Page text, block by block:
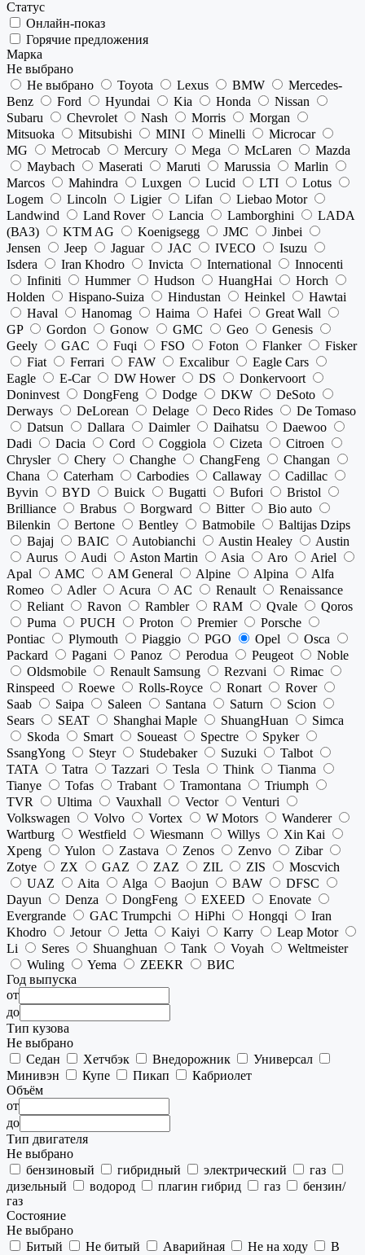
Статус
Онлайн-показ
Горячие предложения
Марка
Не выбрано
Не выбрано
Toyota Lexus BMW
Mercedes-
Benz
Ford Hyundai Kia Honda
Nissan
Subaru
Chevrolet Nash Morris
Morgan
Mitsuoka
Mitsubishi MINI Minelli
Microcar
MG
Metrocab Mercury Mega McLaren
Mazda
Maybach
Maserati Maruti Marussia
Marlin
Marcos
Mahindra Luxgen Lucid LTI
Lotus
Logem
Lincoln Ligier Lifan
Liebao Motor
Landwind
Land Rover Lancia Lamborghini
LADA
(ВАЗ)
KTM AG Koenigsegg JMC
Jinbei
Jensen
Jeep Jaguar JAC IVECO
Isuzu
Isdera
Iran Khodro Invicta International
Innocenti
Infiniti
Hummer Hudson HuangHai
Horch
Holden
Hispano-Suiza Hindustan Heinkel
Hawtai
Haval
Hanomag Haima Hafei
Great Wall
GP
Gordon Gonow GMC Geo
Genesis
Geely
GAC Fuqi FSO Foton Flanker
Fisker
Fiat
Ferrari FAW Excalibur
Eagle Cars
Eagle
E-Car DW Hower DS
Donkervoort
Doninvest
DongFeng Dodge DKW
DeSoto
Derways
DeLorean Delage Deco Rides
De Tomaso
Datsun
Dallara Daimler Daihatsu
Daewoo
Dadi
Dacia Cord Coggiola Cizeta
Citroen
Chrysler
Chery Changhe ChangFeng
Changan
Chana
Caterham Carbodies Callaway
Cadillac
Byvin
BYD Buick Bugatti Bufori
Bristol
Brilliance
Brabus Borgward Bitter
Bio auto
Bilenkin
Bertone Bentley Batmobile
Baltijas Dzips
Bajaj
BAIC Autobianchi Austin Healey
Austin
Aurus
Audi Aston Martin Asia Aro
Ariel
Apal
AMC AM General Alpine Alpina
Alfa
Romeo
Adler Acura AC Renault
Renaissance
Reliant
Ravon Rambler RAM Qvale
Qoros
Puma
PUCH Proton Premier
Porsche
Pontiac
Plymouth Piaggio PGO Opel
Osca
Packard
Pagani Panoz Perodua Peugeot
Noble
Oldsmobile
Renault Samsung Rezvani
Rimac
Rinspeed
Roewe Rolls-Royce Ronart
Rover
Saab
Saipa Saleen Santana Saturn
Scion
Sears
SEAT Shanghai Maple ShuangHuan
Simca
Skoda
Smart Soueast Spectre
Spyker
SsangYong
Steyr Studebaker Suzuki
Talbot
TATA
Tatra Tazzari Tesla Think
Tianma
Tianye
Tofas Trabant Tramontana
Triumph
TVR
Ultima Vauxhall Vector
Venturi
Volkswagen
Volvo Vortex W Motors
Wanderer
Wartburg
Westfield Wiesmann Willys
Xin Kai
Xpeng
Yulon Zastava Zenos Zenvo
Zibar
Zotye
ZX GAZ ZAZ ZIL ZIS
Moscvich
UAZ
Aita Alga Baojun BAW
DFSC
Dayun
Denza DongFeng EXEED
Enovate
Evergrande
GAC Trumpchi HiPhi Hongqi
Iran
Khodro
Jetour Jetta Kaiyi Karry
Leap Motor
Li
Seres Shuanghuan Tank Voyah
Weltmeister
Wuling
Yema ZEEKR
ВИС
Год выпуска
от
до
Тип кузова
Не выбрано
Седан
Хетчбэк Внедорожник
Универсал
Минивэн
Купе Пикап
Кабриолет
Объём
от
до
Тип двигателя
Не выбрано
бензиновый
гибридный электрический
газ
дизельный
водород плагин гибрид газ
бензин/
газ
Состояние
Не выбрано
Битый
Не битый Аварийная Не на ходу
В